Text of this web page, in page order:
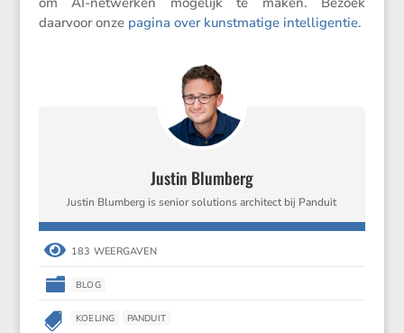
daarvoor onze pagina over kunst­ma­tige intel­li­gentie.
Justin Blumberg
Justin Blumberg is senior solutions architect bij Panduit
 183 WEERGAVEN
 BLOG
 KOELING PANDUIT